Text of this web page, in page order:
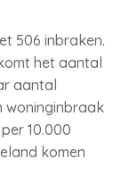
506 inbraken.
het aantal
aantal
woninginbraak
10.000
komen